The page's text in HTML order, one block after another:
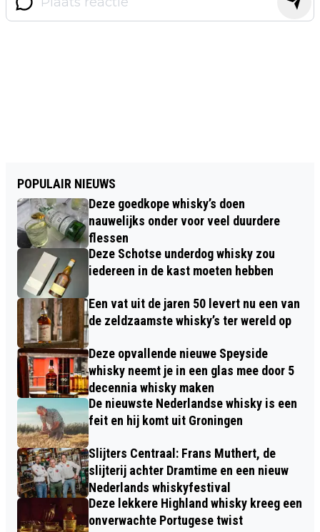
POPULAIR NIEUWS
Deze goedkope whisky’s doen
nauwelijks onder voor veel duurdere
flessen
Deze Schotse underdog whisky zou
iedereen in de kast moeten hebben
Een vat uit de jaren 50 levert nu een van
de zeldzaamste whisky’s ter wereld op
Deze opvallende nieuwe Speyside
whisky neemt je in een glas mee door 5
decennia whisky maken
De nieuwste Nederlandse whisky is een
feit en hij komt uit Groningen
Slijters Centraal: Frans Muthert, de
slijterij achter Dramtime en een nieuw
Nederlands whiskyfestival
Deze lekkere Highland whisky kreeg een
onverwachte Portugese twist